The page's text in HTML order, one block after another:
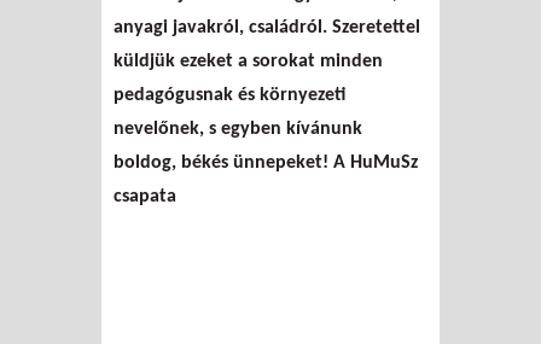
anyagi javakról, családról. Szeretettel
küldjük ezeket a sorokat minden
pedagógusnak és környezeti
nevelőnek, s egyben kívánunk
boldog, békés ünnepeket! A HuMuSz
csapata